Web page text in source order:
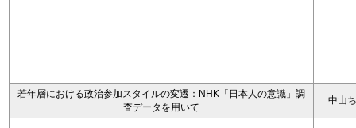
若年層における政治参加スタイルの変遷：NHK「日本人の意識」調
査データを用いて
中山